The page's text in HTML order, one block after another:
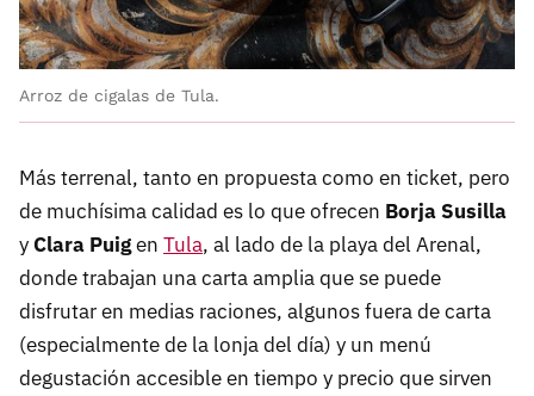
Arroz de cigalas de Tula.
Más terrenal, tanto en propuesta como en ticket, pero
de muchísima calidad es lo que ofrecen Borja Susilla
yClara Puigen Tula, al lado de la playa del Arenal,
donde trabajan una carta amplia que se puede
disfrutar en medias raciones, algunos fuera de carta
(especialmente de la lonja del día) y un menú
degustación accesible en tiempo y precio que sirven